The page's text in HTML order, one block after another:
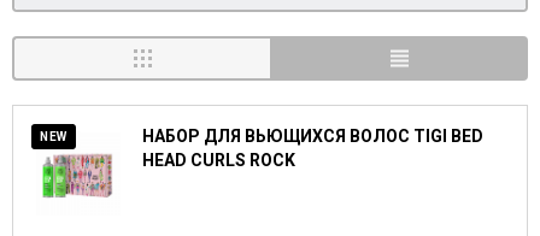
NEW
НАБОР ДЛЯ ВЬЮЩИХСЯ ВОЛОС TIGI BED
HEAD CURLS ROCK